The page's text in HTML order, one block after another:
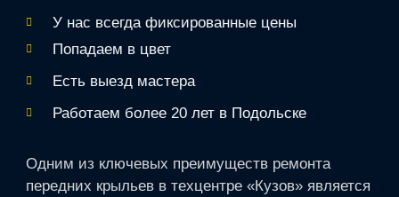
У нас всегда фиксированные цены
Попадаем в цвет
Есть выезд мастера
Работаем более 20 лет в Подольске
Одним из ключевых преимуществ ремонта
передних крыльев в техцентре «Кузов» является